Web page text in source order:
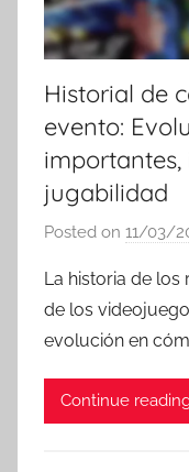
Historial de
evento:
jugabilidad
Posted on 11/03/
La historia de los
de los
evolución en
Continue